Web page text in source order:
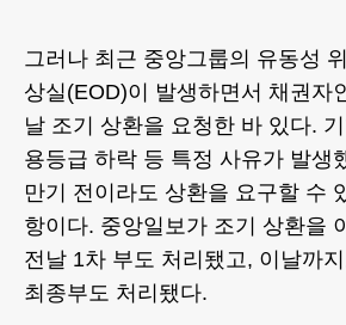
그러나 최근 중앙그룹의 유동성
상실(EOD)이 발생하면서 채권자
날 조기 상환을 요청한 바 있다.
용등급 하락 등 특정 사유가 발생
만기 전이라도 상환을 요구할 수
항이다. 중앙일보가 조기 상환을
전날 1차 부도 처리됐고, 이날까
최종부도 처리됐다.